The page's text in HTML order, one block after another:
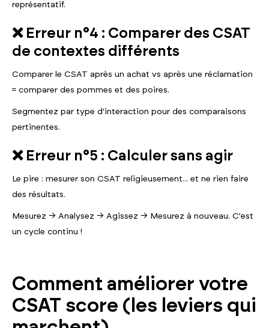
représentatif.
❌ Erreur n°4 : Comparer des CSAT
de contextes différents
Comparer le CSAT après un achat vs après une réclamation
= comparer des pommes et des poires.
Segmentez par type d'interaction pour des comparaisons
pertinentes.
❌ Erreur n°5 : Calculer sans agir
Le pire : mesurer son CSAT religieusement... et ne rien faire
des résultats.
Mesurez → Analysez → Agissez → Mesurez à nouveau. C'est
un cycle continu !
Comment améliorer votre
CSAT score (les leviers qui